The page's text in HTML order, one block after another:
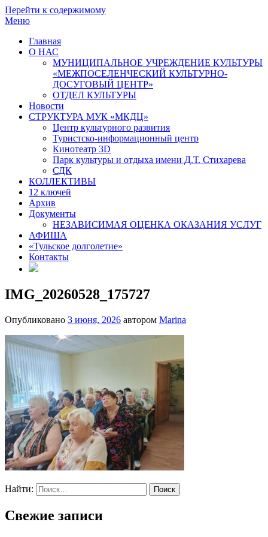
Перейти к содержимому
Меню
Главная
О НАС
МУНИЦИПАЛЬНОЕ УЧРЕЖДЕНИЕ КУЛЬТУРЫ
«МЕЖПОСЕЛЕНЧЕСКИЙ КУЛЬТУРНО-
ДОСУГОВЫЙ ЦЕНТР»
ОТДЕЛ КУЛЬТУРЫ
Новости
СТРУКТУРА МУК «МКДЦ»
Центр культурного развития
Туристско-информационный центр
Кинотеатр 3D
Парк культуры и отдыха имени Д.Т. Стихарева
СДК
КОЛЛЕКТИВЫ
12 ключей
Архив
Документы
НЕЗАВИСИМАЯ ОЦЕНКА ОКАЗАНИЯ УСЛУГ
АФИША
«Тульское долголетие»
Контакты
IMG_20260528_175727
Опубликовано 3 июня, 2026 автором Marina
Найти:
Свежие записи